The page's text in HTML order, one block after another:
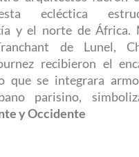
ecléctica
y el norte de África.
de Lunel,
recibieron el
que se integrara
parisino,
y Occidente